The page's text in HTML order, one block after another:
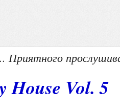
Приятного
House Vol. 5